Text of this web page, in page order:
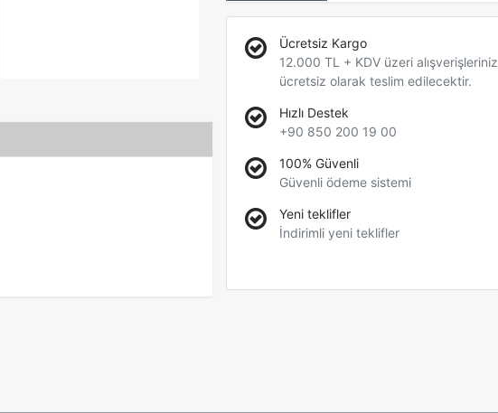
Ücretsiz Kargo
12.000 TL + KDV üzeri alışverişleriniz
ücretsiz olarak teslim edilecektir.
Hızlı Destek
+90 850 200 19 00
100% Güvenli
Güvenli ödeme sistemi
Yeni teklifler
İndirimli yeni teklifler